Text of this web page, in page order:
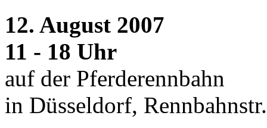
12. August 2007
11 - 18 Uhr
auf der Pferderennbahn
in Düsseldorf,